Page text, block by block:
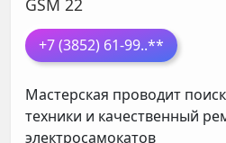
GSM 22
+7 (3852) 61-99..**
Мастерская проводит
техники и качественный
электросамокатов